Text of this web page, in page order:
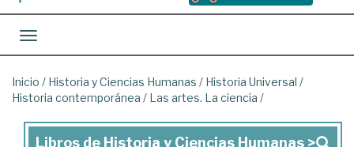
Toggle navigation
Inicio / Historia y Ciencias Humanas / Historia Universal /
Historia contemporánea / Las artes. La ciencia /
Libros de Historia y Ciencias Humanas >